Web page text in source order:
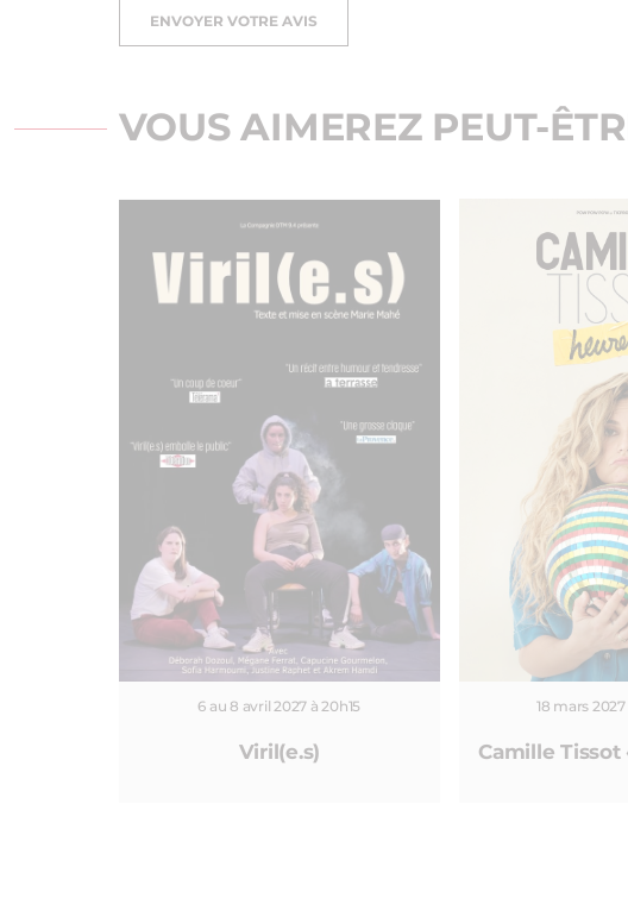
ENVOYER VOTRE AVIS
VOUS AIMEREZ PEUT-
6 au 8 avril 2027 à 20h15
Viril(e.s)
18 mars 2027
Camille Tissot